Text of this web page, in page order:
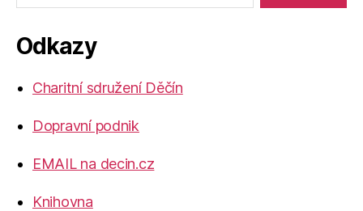
Odkazy
Charitní sdružení Děčín
Dopravní podnik
EMAIL na decin.cz
Knihovna